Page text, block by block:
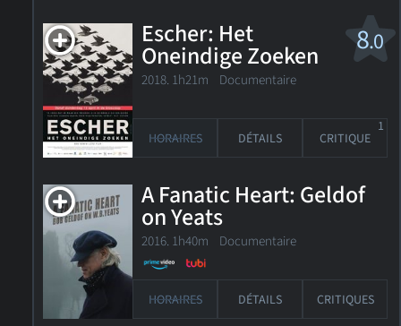
8.0
Escher: Het
Oneindige Zoeken
2018. 1h21m Documentaire
HORAIRES DÉTAILS CRITIQUE
1
A Fanatic Heart: Geldof
on Yeats
2016. 1h40m Documentaire
HORAIRES DÉTAILS CRITIQUES